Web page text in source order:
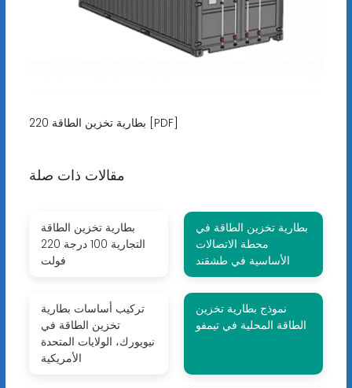
بطارية تخزين الطاقة 220 [PDF]
مقالات ذات صلة
بطارية تخزين الطاقة
التجارية 100 درجة 220
فولت
بطارية تخزين الطاقة في
محطة الاتصالات
الأساسية في طشقند
تركيب أساسات بطارية
تخزين الطاقة في
نيويورك، الولايات المتحدة
الأمريكية
نموذج بطارية تخزين
الطاقة المحلية في تيمفو